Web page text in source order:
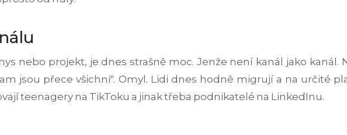
nebo projekt, je dnes strašně moc. Jenže není kanál jako kanál.
jsou přece všichni". Omyl. Lidi dnes hodně migrují a na určité
teenagery na TikToku a jinak třeba podnikatelé na LinkedInu.